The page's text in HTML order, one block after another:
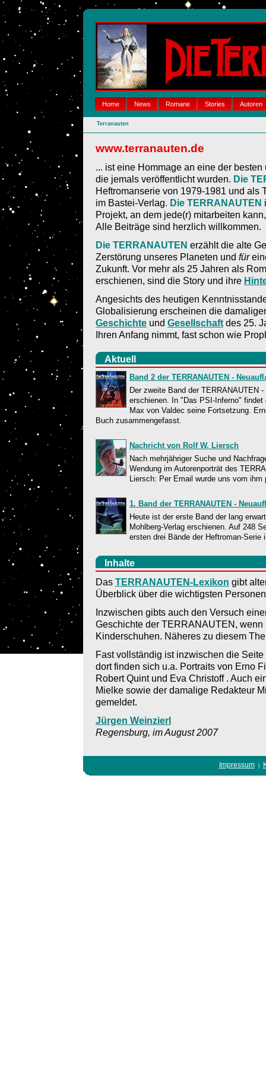
Home News Romane Stories Autoren
Terranauten
www.terranauten.de
... ist eine Hommage an eine der
die jemals veröffentlicht wurden. Die
Heftromanserie von 1979-1981 und als
im Bastei-Verlag. Die TERRANAUTEN
Projekt, an dem jede(r) mitarbeiten
Alle Beiträge sind herzlich willkommen.
Die TERRANAUTEN erzählt die alte
Zerstörung unseres Planeten und für
Zukunft. Vor mehr als 25 Jahren als
erschienen, sind die Story und ihre
Angesichts des heutigen
Globalisierung erscheinen die
Geschichte und Gesellschaft des 25.
Ihren Anfang nimmt, fast schon wie
Aktuell
Band 2 der TERRANAUTEN -
Der zweite Band der TERRANAUTEN
erschienen. In "Das PSI-Inferno"
Max von Valdec seine Fortsetzung.
Buch zusammengefasst.
Nachricht von Rolf W. Liersch
Nach mehrjähriger Suche und
Wendung im Autorenporträt des
Liersch: Per Email wurde uns vom
1. Band der TERRANAUTEN -
Heute ist der erste Band der lang
Mohlberg-Verlag erschienen. Auf 248
ersten drei Bände der Heftroman-
Inhalte
Das TERRANAUTEN-Lexikon gibt
Überblick über die wichtigsten
Inzwischen gibts auch den Versuch
Geschichte der TERRANAUTEN,
Kinderschuhen. Näheres zu diesem
Fast vollständig ist inzwischen die
dort finden sich u.a. Portraits von Erno
Robert Quint und Eva Christoff . Auch
Mielke sowie der damalige Redakteur
gemeldet.
Jürgen Weinzierl
Regensburg, im August 2007
Impressum